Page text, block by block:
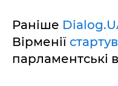
Раніше
Вірменії
парламентські